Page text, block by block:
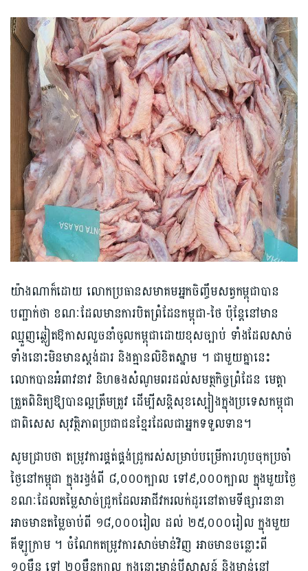
យ៉ាងណាក៏ដោយ លោកប្រធានសមាគមអ្នកចិញ្ចឹមសត្វកម្ពុជាបាន
បញ្ជាក់ថា ខណៈដែលមានការបិតព្រំដែនកម្ពុជា-ថៃ ប៉ុន្តែនៅមាន
ឈ្មួញឆ្លៀតឱកាសលួចនាំចូលកម្ពុជាដោយខុសច្បាប់ ទាំងដែលសាច់
ទាំងនោះមិនមានស្តង់ដារ និងគ្មានលិខិតស្នាម ។ ជាមួយគ្នានេះ
លោកបានអំពាវនាវ និហឲងសំណូមពរដល់សមត្ថកិច្ចព្រំដែន មេត្តា
ត្រួតពិនិត្យឱ្យបានល្អត្រឹមត្រូវ ដើម្បីសន្តិសុខស្បៀងក្នុងប្រទេសកម្ពុជា
ជាពិសេស សុវត្ថិភាពប្រជាជនខ្មែរដែលជាអ្នកទទួលទាន។
សូមជ្រាបថា តម្រូវការផ្គត់ផ្គង់ជ្រូករស់សម្រាប់បម្រើការហូបចុកប្រចាំ
ថ្ងៃនៅកម្ពុជា ក្នុងរង្វង់ពី ៨,០០០ក្បាល ទៅ៩,០០០ក្បាល ក្នុងមួយថ្ងៃ
ខណៈដែលតម្លៃសាច់ជ្រូកដែលអាជីវករលក់ដូរនៅតាមទីផ្សារនានា
អាចមានតម្លៃចាប់ពី ១៨,០០០រៀល ដល់​ ២៥,០០០រៀល ក្នុងមួយ
គីឡូក្រាម ។ ចំណែកតម្រូវការសាច់មាន់វិញ អាចមានចន្លោះពី